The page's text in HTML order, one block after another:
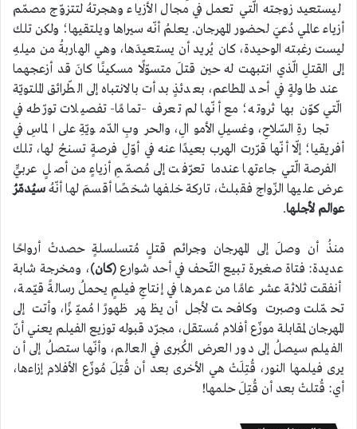
ليستعيد زوجته الّتي تعمل في مجال الأزياء وهجرتهُ لتتزوّج مصمّم
أزياء عالمي دُعيَ لحضور المهرجان. يعلمُ أنّه سيراها ويلتقيها؛ ولكن تلك
ليست رغبته الوحيدة، كان يُريد أن يستعيدَها، وهي الهاربةُ من ميلهِ
إلى القتلِ الّذي انتبهت له حين قتلَ متسوّلًا مسكينًا كانَ قد أزعجهما
عند طاولةٍ في أحد المطاعم، بعدئذٍ بدأت بالانتباه إلى الطّرائق الملتويّة
الّتي كوّن بها ثروته؛ مع أنّها لم تعرف –تمامًا- تفصيلات تورّطه في
تجارةِ السّلاحِ، وغسيلِ الأموالِ، والحروبِ الدّمويّةِ على الماسِ في
أفريقيا؛ إلّا أنّها قرّرت الهرب بعيدًا عنه في أوّلِ فرصةٍ تسنحُ لها، تلك
الفرصة الّتي جاءتها عندما تعرّفت إلى مُصمّمِ أزياءٍ من أصلٍ عربيٍّ
عرض عليها الزّواج فقبلتْ، تاركة خلفها شخصًا أقسمَ لها أنّهُ سيُدمّرُ
عوالم لأجلها.
منذُ أن وصلَ إلى المهرجان وجرائم قتلٍ مُتسلسلةٍ حصدتْ أرواحًا
عديدة: فتاة صغيرة تبيع التّحف في أحد شوارع(كان)، ومخرجة شابة
أنفقت ثلاثة عشر عامًا من عمرها في إنتاجِ فيلمٍ يحملُ رسالةً قيّمة،
تحمّلت وصبرت وكافحت لأجل أن يظهر ظهورًا مُميّزًا، وأتت إلى
المهرجان لمقابلة موزّع أفلام مُستقل، مجرّد قبوله توزيع الفيلم يعني أنّ
الفيلم سيصلُ إلى دور العرض الكُبرى في العالم، وأنّها ستصلُ إلى أن
يرى فيلمها النور، قُتِلَتْ هي الأخرى بعد أن قُتِلَ مُوزّع الأفلام إزاءها،
أي: قُتلتْ بعد أن قُتِلَ حلمها!